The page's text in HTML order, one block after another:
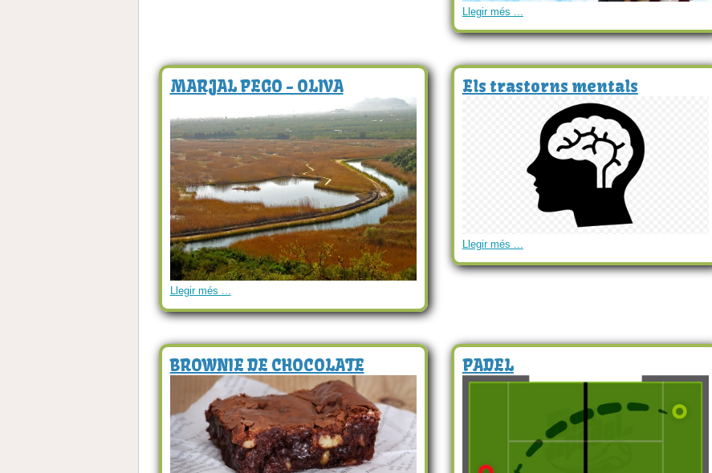
Llegir més ...
MARJAL PEGO - OLIVA
Llegir més ...
Els trastorns mentals
Llegir més ...
BROWNIE DE CHOCOLATE PADEL